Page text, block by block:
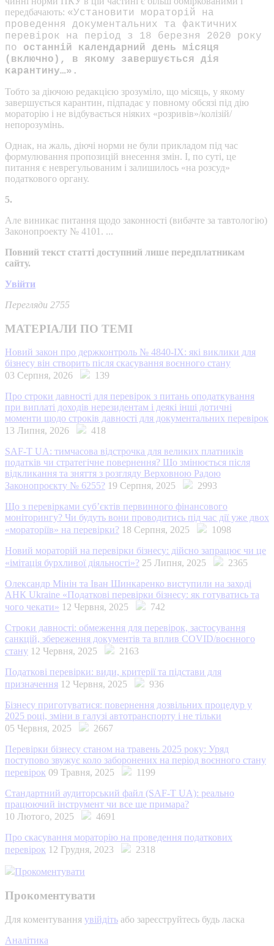
передбачають: «Установити мораторій на
проведення документальних та фактичних
перевірок на період з 18 березня 2020 року
по останній календарний день місяця
(включно), в якому завершується дія
карантину…».
Тобто за діючою редакцією зрозуміло, що місяць, у якому
завершується карантин, підпадає у повному обсязі під дію
мораторію і не відбувається ніяких «розривів»/колізій/
непорозумінь.
Однак, на жаль, діючі норми не були прикладом під час
формулювання пропозицій внесення змін. І, по суті, це
питання є неврегульованим і залишилось «на розсуд»
податкового органу.
5.
Але виникає питання щодо законності (вибачте за тавтологію)
Законопроекту № 4101. ...
Повний текст статті доступний лише передплатникам
сайту.
Увійти
Перегляди 2755
МАТЕРІАЛИ ПО ТЕМІ
Новий закон про держконтроль № 4840-IX: які виклики для
бізнесу він створить після скасування воєнного стану
03 Серпня, 2026
139
Про строки давності для перевірок з питань оподаткування
при виплаті доходів нерезидентам і деякі інші дотичні
моменти щодо строків давності для документальних перевірок
13 Липня, 2026
418
SAF-T UA: тимчасова відстрочка для великих платників
податків чи стратегічне повернення? Що змінюється після
відкликання та зняття з розгляду Верховною Радою
Законопроєкту № 6255? 19 Серпня, 2025
2993
Що з перевірками суб’єктів первинного фінансового
моніторингу? Чи будуть вони проводитись під час дії уже двох
«мораторіїв» на перевірки? 18 Серпня, 2025
1098
Новий мораторій на перевірки бізнесу: дійсно запрацює чи це
«імітація бурхливої діяльності»? 25 Липня, 2025
2365
Олександр Мінін та Іван Шинкаренко виступили на заході
АНК Ukraine «Податкові перевірки бізнесу: як готуватись та
чого чекати» 12 Червня, 2025
742
Строки давності: обмеження для перевірок, застосування
санкцій, збереження документів та вплив COVID/воєнного
стану 12 Червня, 2025
2163
Податкові перевірки: види, критерії та підстави для
призначення 12 Червня, 2025
936
Бізнесу приготуватися: повернення дозвільних процедур у
2025 році, зміни в галузі автотранспорту і не тільки
05 Червня, 2025
2667
Перевірки бізнесу станом на травень 2025 року: Уряд
поступово звужує коло заборонених на період воєнного стану
перевірок 09 Травня, 2025
1199
Стандартний аудиторський файл (SAF-T UA): реально
працюючий інструмент чи все ще примара?
10 Лютого, 2025
4691
Про скасування мораторію на проведення податкових
перевірок 12 Грудня, 2023 2318
Прокоментувати
Прокоментувати
Для коментування увійдіть або зареєструйтесь будь ласка
Аналітика